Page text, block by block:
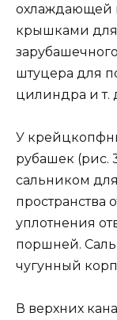
охлаж­дающей
крышками для
штуцера для
цилиндра и т.
У
рубашек (рис.
сальником
пространства
уплотнения
поршней.
чугунный
В верхних